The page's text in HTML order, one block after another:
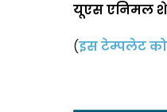
यूएस एनिमल
(इस टेम्पलेट